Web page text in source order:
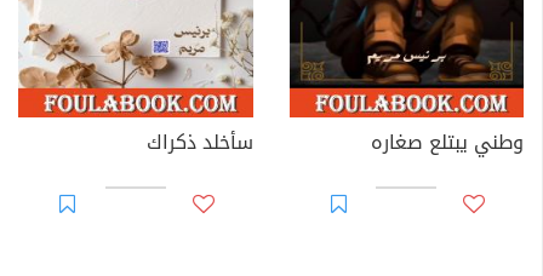
وطني يبتلع صغاره سأخلد ذكراك